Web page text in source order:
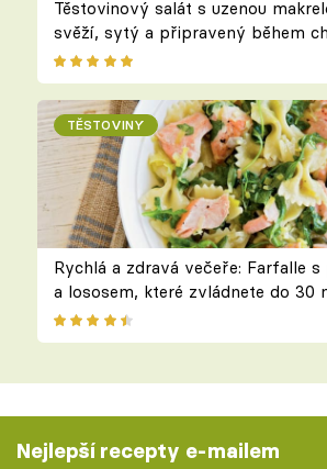
Těstovinový salát s uzenou
svěží, sytý a připravený během
TĚSTOVINY
Rychlá a zdravá večeře: Farfalle s
a lososem, které zvládnete do 30
Nejlepší recepty e-mailem